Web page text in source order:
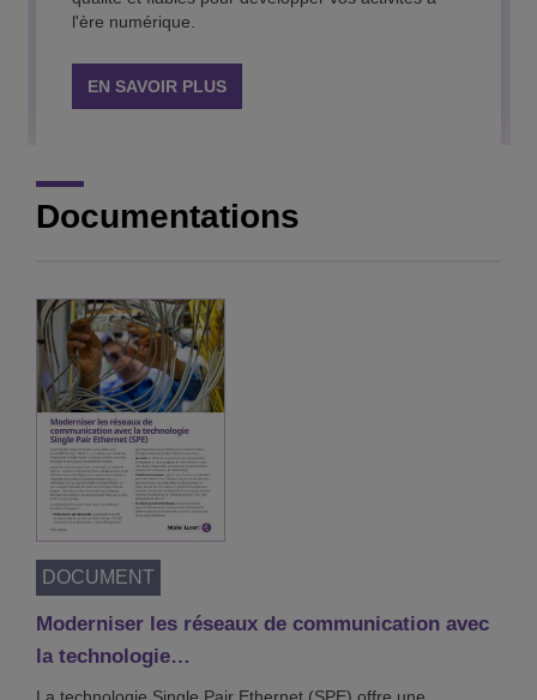
l'ère numérique.
EN SAVOIR PLUS
EN SAVOIR PLUS
EN SAVOIR PLUS
Documentations
DOCUMENT
Moderniser les réseaux de communication avec
la technologie…